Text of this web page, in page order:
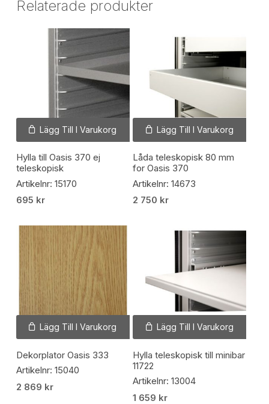
Relaterade produkter
Lägg Till I Varukorg
Hylla till Oasis 370 ej
teleskopisk
Artikelnr: 15170
695 kr
Lägg Till I Varukorg
Låda teleskopisk 80 mm
for Oasis 370
Artikelnr: 14673
2 750 kr
Lägg Till I Varukorg
Dekorplator Oasis 333
Artikelnr: 15040
2 869 kr
Lägg Till I Varukorg
Hylla teleskopisk till minibar
11722
Artikelnr: 13004
1 659 kr